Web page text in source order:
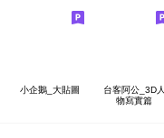
小企鵝_大貼圖
台客阿公_3D人
物寫實篇